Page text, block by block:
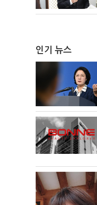
인기 뉴스